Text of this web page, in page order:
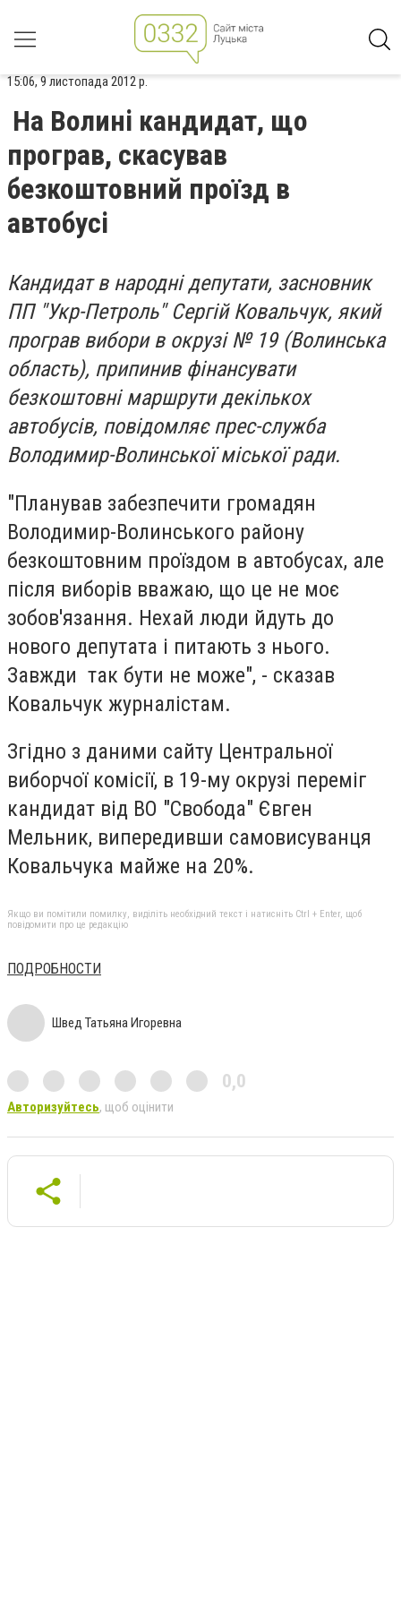
15:06, 9 листопада 2012 р.
На Волині кандидат, що
програв, скасував
безкоштовний проїзд в
автобусі
Кандидат в народні депутати, засновник
ПП "Укр-Петроль" Сергій Ковальчук, який
програв вибори в окрузі № 19 (Волинська
область), припинив фінансувати
безкоштовні маршрути декількох
автобусів, повідомляє прес-служба
Володимир-Волинської міської ради.
"Планував забезпечити громадян
Володимир-Волинського району
безкоштовним проїздом в автобусах, але
після виборів вважаю, що це не моє
зобов'язання. Нехай люди йдуть до
нового депутата і питають з нього.
Завжди так бути не може", - сказав
Ковальчук журналістам.
Згідно з даними сайту Центральної
виборчої комісії, в 19-му окрузі переміг
кандидат від ВО "Свобода" Євген
Мельник, випередивши самовисуванця
Ковальчука майже на 20%.
Якщо ви помітили помилку, виділіть необхідний текст і натисніть Ctrl + Enter, щоб
повідомити про це редакцію
ПОДРОБНОСТИ
Швед Татьяна Игоревна
0,0
Авторизуйтесь, щоб оцінити